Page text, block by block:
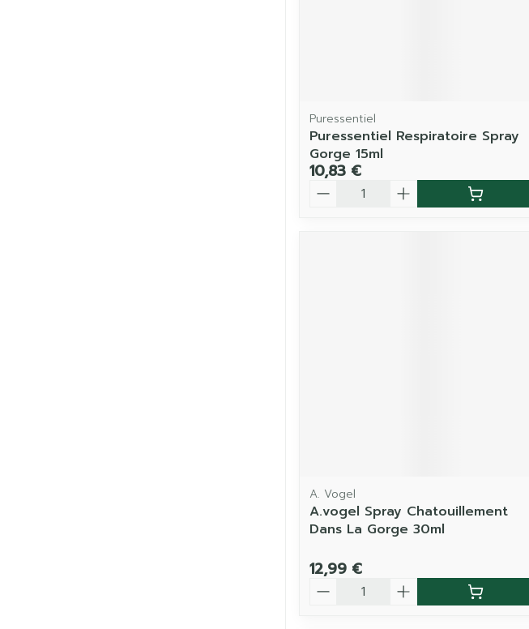
Puressentiel
Puressentiel Respiratoire Spray
Gorge 15ml
10,83 €
Quantité
A. Vogel
A.vogel Spray Chatouillement
Dans La Gorge 30ml
12,99 €
Quantité